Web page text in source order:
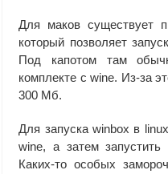
Для маков существует
который позволяет
Под капотом там
комплекте с wine. Из-за
300 Мб.
Для запуска winbox в
wine, а затем
Каких-то особых